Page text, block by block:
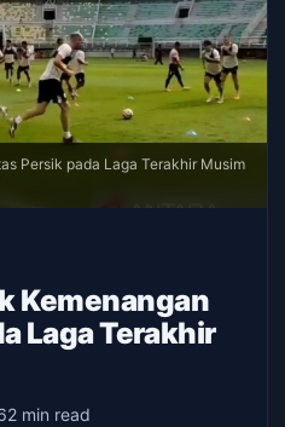
Persik pada Laga Terakhir Musim
Kemenangan
Laga Terakhir
2 min read